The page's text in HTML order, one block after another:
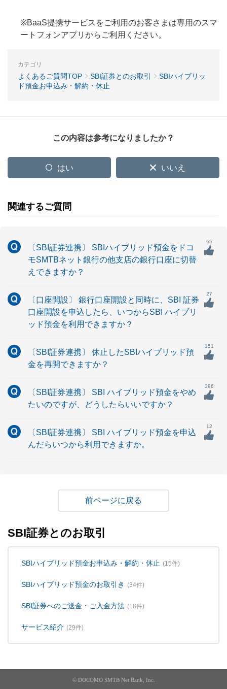
※BaaS提携サービスをご利用のお客さまは専用のスマ
ートフォンアプリからご利用ください。
カテゴリ
よくあるご質問TOP SBI証券とのお取引
SBIハイブリッ
ド預金お申込み・解約・休止
この内容は参考になりましたか？
はい いいえ
関連するご質問
〔SBI証券連携〕 SBIハイブリッド預金をドコ
モSMTBネット銀行の他支店の銀行口座に切替
えできますか？
65
〔口座開設〕 銀行口座開設と同時に、SBI 証券
口座開設を申込したら、いつからSBI ハイブリ
ッド預金を利用できますか？
27
〔SBI証券連携〕 休止したSBIハイブリッド預
金を再開できますか？
151
〔SBI証券連携〕 SBI ハイブリッド預金をやめ
たいのですが、どうしたらいいですか？
396
〔SBI証券連携〕 SBI ハイブリッド預金を申込
んだらいつから利用できますか。
12
戻る
SBI証券とのお取引
SBIハイブリッド預金お申込み・解約・休止 (15件)
SBIハイブリッド預金のお取引き (34件)
SBI証券へのご送金・ご入金方法 (18件)
サービス紹介 (29件)
© DOCOMO SMTB Net Bank, Inc.